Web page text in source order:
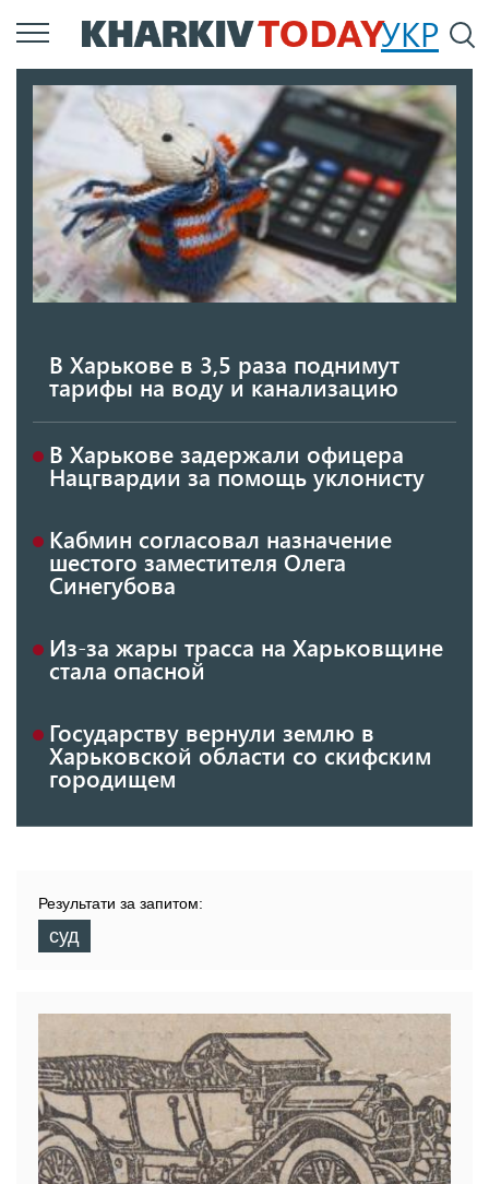
Перейти
к
содержанию
УКР
В Харькове в 3,5 раза поднимут
тарифы на воду и канализацию
В Харькове задержали офицера
Нацгвардии за помощь уклонисту
Кабмин согласовал назначение
шестого заместителя Олега
Синегубова
Из-за жары трасса на Харьковщине
стала опасной
Государству вернули землю в
Харьковской области со скифским
городищем
Результати за запитом:
суд